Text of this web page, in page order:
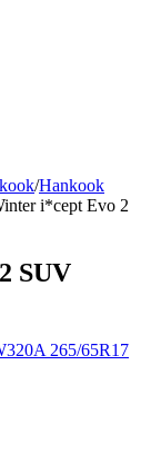
/Hankook
i*cept Evo 2
SUV